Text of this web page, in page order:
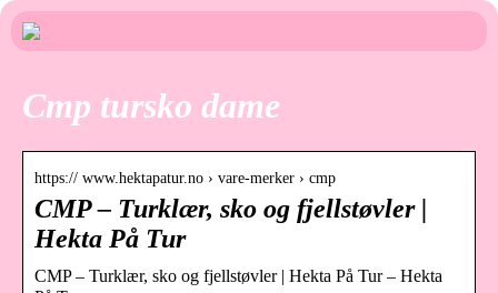
Cmp tursko dame
https:// www.hektapatur.no › vare-merker › cmp
CMP – Turklær, sko og fjellstøvler |
Hekta På Tur
CMP – Turklær, sko og fjellstøvler | Hekta På Tur – Hekta